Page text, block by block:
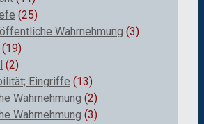
(25)
Wahrnehmung (3)
(19)
(2)
Eingriffe (13)
Wahrnehmung (2)
Wahrnehmung (3)